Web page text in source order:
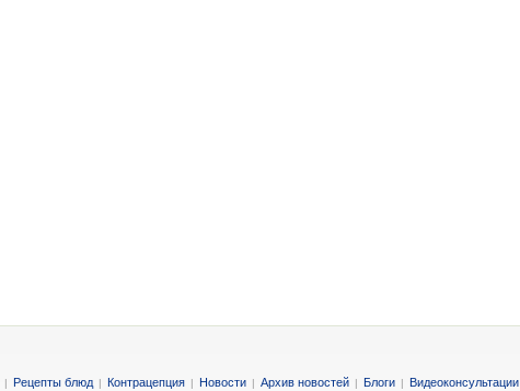
| Рецепты блюд | Контрацепция | Новости | Архив новостей | Блоги | Видеоконсультации